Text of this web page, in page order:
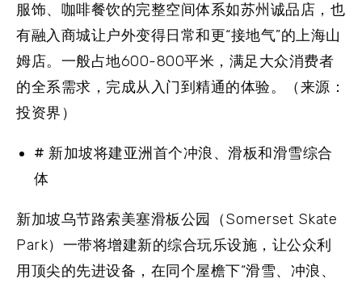
服饰、咖啡餐饮的完整空间体系如苏州诚品店，也
有融入商城让户外变得日常和更“接地气”的上海山
姆店。一般占地600-800平米，满足大众消费者
的全系需求，完成从入门到精通的体验。（来源：
投资界）
# 新加坡将建亚洲首个冲浪、滑板和滑雪综合
体
新加坡乌节路索美塞滑板公园（Somerset Skate
Park）一带将增建新的综合玩乐设施，让公众利
用顶尖的先进设备，在同个屋檐下“滑雪、冲浪、